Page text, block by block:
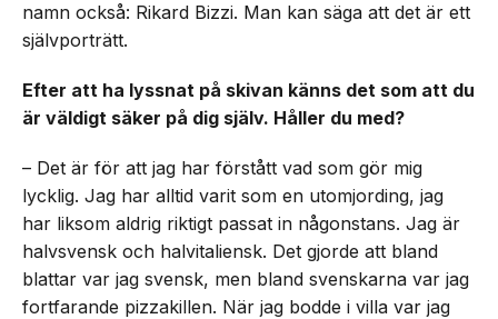
namn också: Rikard Bizzi. Man kan säga att det är ett
självporträtt.
Efter att ha lyssnat på skivan känns det som att du
är väldigt säker på dig själv. Håller du med?
– Det är för att jag har förstått vad som gör mig
lycklig. Jag har alltid varit som en utomjording, jag
har liksom aldrig riktigt passat in någonstans. Jag är
halvsvensk och halvitaliensk. Det gjorde att bland
blattar var jag svensk, men bland svenskarna var jag
fortfarande pizzakillen. När jag bodde i villa var jag